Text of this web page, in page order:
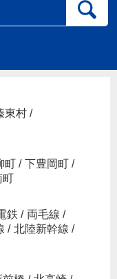
東村 /
町 / 下豊岡町 /
町
鉄 / 両毛線 /
/ 北陸新幹線 /